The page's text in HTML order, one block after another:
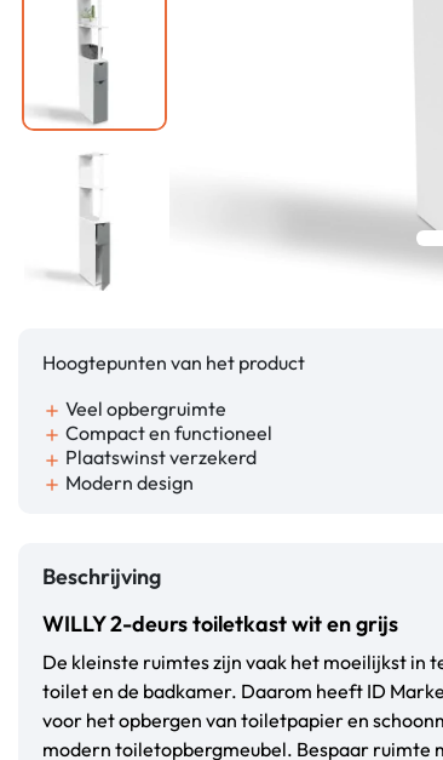
Hoogtepunten van het product
add Veel opbergruimte
add Compact en functioneel
add Plaatswinst verzekerd
add Modern design
Beschrijving
WILLY 2-deurs toiletkast wit en grijs
De kleinste ruimtes zijn vaak het moeilijkst in
toilet en de badkamer. Daarom heeft ID
voor het opbergen van toiletpapier en
modern toiletopbergmeubel. Bespaar ruimte